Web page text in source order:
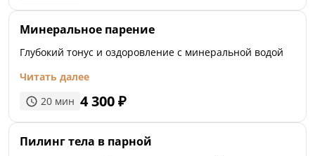
Минеральное парение
Глубокий тонус и оздоровление с минеральной водой
Читать далее
20 мин 4 300₽
Пилинг тела в парной